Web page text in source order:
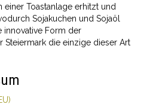
Toastanlage erhitzt und
Sojakuchen und Sojaöl
innovative Form der
Steiermark die einzige dieser Art